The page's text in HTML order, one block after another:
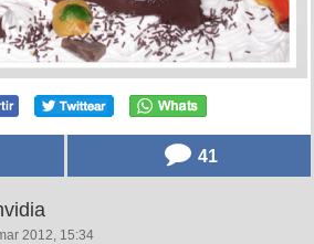
41
2012, 15:34